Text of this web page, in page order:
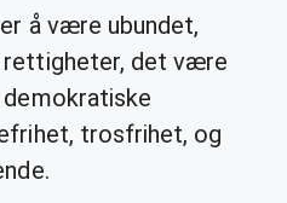
å være ubundet,
rettigheter, det være
trosfrihet, og